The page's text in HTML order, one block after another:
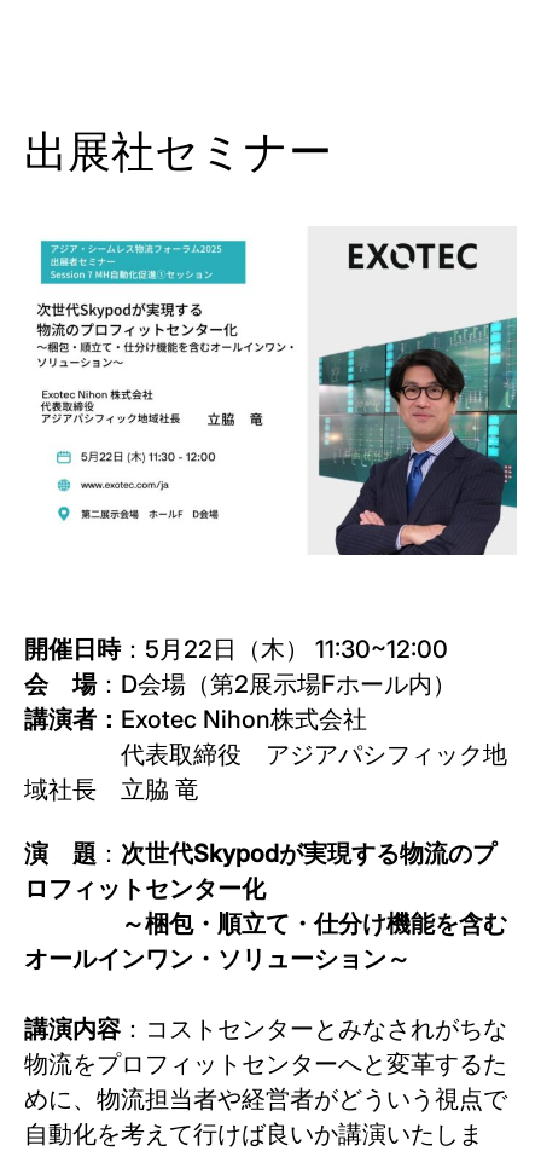
出展社セミナー
開催日時：5月22日（木） 11:30~12:00
会 場：D会場（第2展示場Fホール内）
講演者： Exotec Nihon株式会社
代表取締役 アジアパシフィック地
域社長 立脇 竜
演 題 ： 次世代Skypodが実現する物流のプ
ロフィットセンター化
～梱包・順立て・仕分け機能を含む
オールインワン・ソリューション～
講演内容 ：コストセンターとみなされがちな
物流をプロフィットセンターへと変革するた
めに、物流担当者や経営者がどういう視点で
自動化を考えて行けば良いか講演いたしま